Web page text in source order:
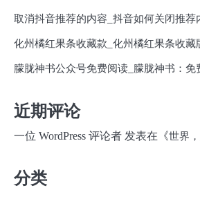
取消抖音推荐的内容_抖音如何关闭推荐
化州橘红果条收藏款_化州橘红果条收藏
朦胧神书公众号免费阅读_朦胧神书：免
近期评论
一位 WordPress 评论者 发表在《世界
分类